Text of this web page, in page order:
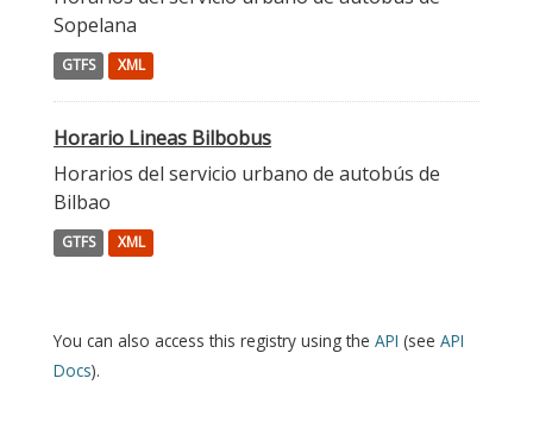
Sopelana
GTFS XML
Horario Lineas Bilbobus
Horarios del servicio urbano de autobús de
Bilbao
GTFS XML
You can also access this registry using the API (see API
Docs).